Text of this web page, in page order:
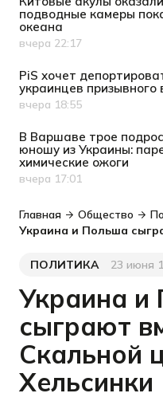
подводные камеры
океана
Дата публикации
вчера 22:17
PiS хочет
украинцев призывного
Дата публикации
вчера 18:55
В Варшаве трое
юношу из Украины:
химические ожоги
Дата публикации
вчера 17:01
Главная Общество
Категория
ПОЛИТИКА
Дата публикации
23 июня
Украина и
сыграют
Скальной
Хельсинки